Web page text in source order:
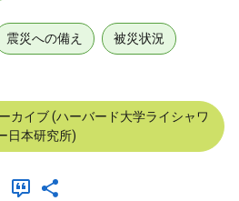
震災への備え 被災状況
カイブ (ハーバード大学ライシャワ
日本研究所)